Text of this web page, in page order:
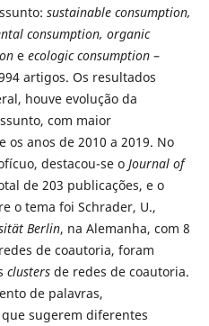
sustainable consumption,
consumption, organic
eecologic consumption–
artigos. Os resultados
houve evolução da
com maior
anos de 2010 a 2019. No
destacou-se o Journal of
de 203 publicações, e o
o tema foi Schrader, U.,
Berlin, na Alemanha, com 8
de coautoria, foram
clusters de redes de coautoria.
de palavras,
sugerem diferentes